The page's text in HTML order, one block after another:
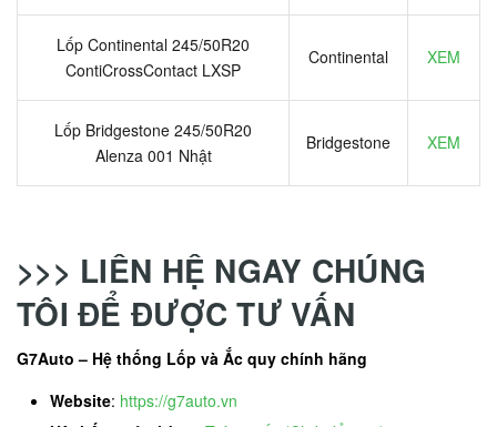
Lốp Continental 245/50R20
ContiCrossContact LXSP
Continental XEM
Lốp Bridgestone 245/50R20
Alenza 001 Nhật
Bridgestone XEM
>>> LIÊN HỆ NGAY CHÚNG
TÔI ĐỂ ĐƯỢC TƯ VẤN
G7Auto – Hệ thống Lốp và Ắc quy chính hãng
Website: https://g7auto.vn